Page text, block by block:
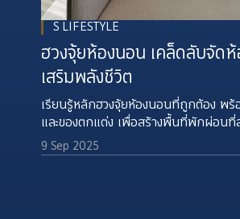
S LIFESTYLE
ฮวงจุ้ยห้องนอน เคล็ดลับจัด
เสริมพลังชีวิต
เรียนรู้หลักฮวงจุ้ยห้องนอนที่ถูกต้อง พร้
และของตกแต่ง เพื่อสร้างพื้นที่พักผ่อ
ที่มีคุณภาพและชีวิตที่สมดุล
9 Sep 2025